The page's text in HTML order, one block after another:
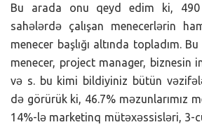
Bu arada onu qeyd edim ki,
sahələrdə çalışan menecerlərin
menecer başlığı altında topladım.
menecer, project manager, biznesin
və s. bu kimi bildiyiniz bütün
də görürük ki, 46.7% məzunlarımız
14%-lə marketinq mütəxəssisləri, 3-